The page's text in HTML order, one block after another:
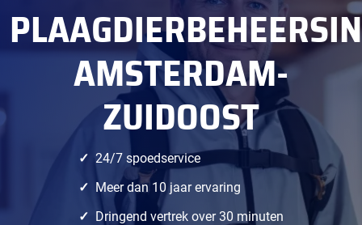
AMSTERDAM-
ZUIDOOST
24/7 spoedservice
Meer dan 10 jaar ervaring
Dringend vertrek over 30 minuten